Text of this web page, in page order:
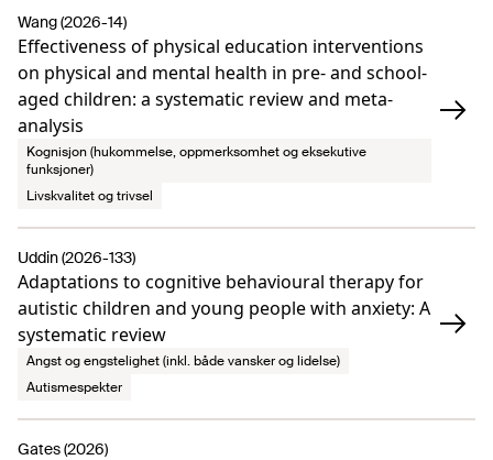
Effectiveness of physical education interventions
on physical and mental health in pre- and school-
aged children: a systematic review and meta-
analysis
Wang (2026-14)
Kognisjon (hukommelse, oppmerksomhet og eksekutive
funksjoner)
Livskvalitet og trivsel
Adaptations to cognitive behavioural therapy for
autistic children and young people with anxiety: A
systematic review
Uddin (2026-133)
Angst og engstelighet (inkl. både vansker og lidelse)
Autismespekter
Gates (2026)